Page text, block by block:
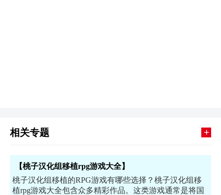
相关专题 +
【桃子汉化组移植rpg游戏大全】
桃子汉化组移植的RPG游戏有哪些选择？桃子汉化组移
植rpg游戏大全包含众多精彩作品。这类游戏通常是将国